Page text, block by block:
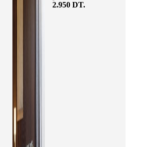
2.950 DT.